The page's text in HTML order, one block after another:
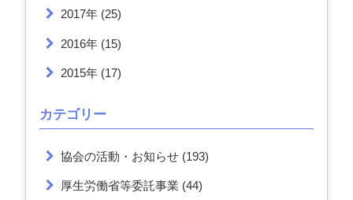
2017年(25)
2016年(15)
2015年(17)
カテゴリー
協会の活動・お知らせ(193)
厚生労働省等委託事業 (44)